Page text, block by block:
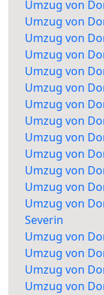
Umzug von
Umzug von
Umzug von
Umzug von
Umzug von
Umzug von
Umzug von
Umzug von
Umzug von
Umzug von
Umzug von
Umzug von
Umzug von
Severin
Umzug von
Umzug von
Umzug von
Umzug von